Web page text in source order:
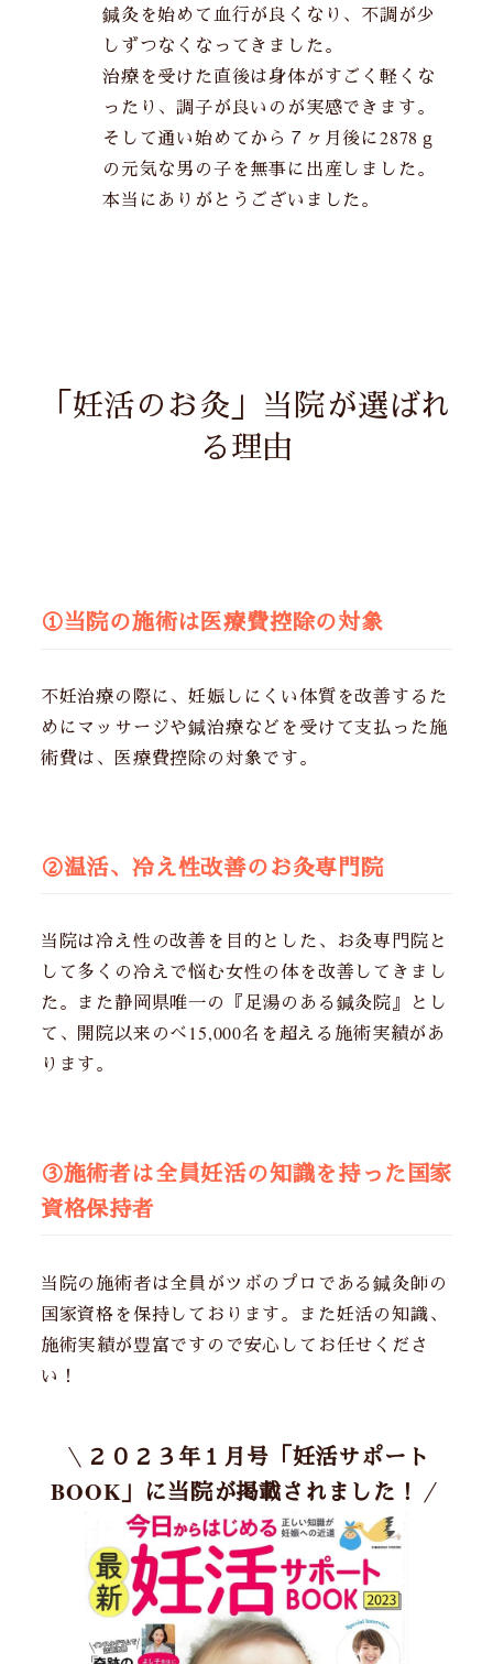
鍼灸を始めて血行が良くなり、不調が少
しずつなくなってきました。
治療を受けた直後は身体がすごく軽くな
ったり、調子が良いのが実感できます。
そして通い始めてから７ヶ月後に2878ｇ
の元気な男の子を無事に出産しました。
本当にありがとうございました。
「妊活のお灸」当院が選ばれ
る理由
①当院の施術は医療費控除の対象
不妊治療の際に、妊娠しにくい体質を改善するた
めにマッサージや鍼治療などを受けて支払った施
術費は、医療費控除の対象です。
②温活、冷え性改善のお灸専門院
当院は冷え性の改善を目的とした、お灸専門院と
して多くの冷えで悩む女性の体を改善してきまし
た。また静岡県唯一の『足湯のある鍼灸院』とし
て、開院以来のべ15,000名を超える施術実績があ
ります。
③施術者は全員妊活の知識を持った国家
資格保持者
当院の施術者は全員がツボのプロである鍼灸師の
国家資格を保持しております。また妊活の知識、
施術実績が豊富ですので安心してお任せくださ
い！
＼ ２０２３年１月号「妊活サポート
BOOK」に当院が掲載されました！ ／